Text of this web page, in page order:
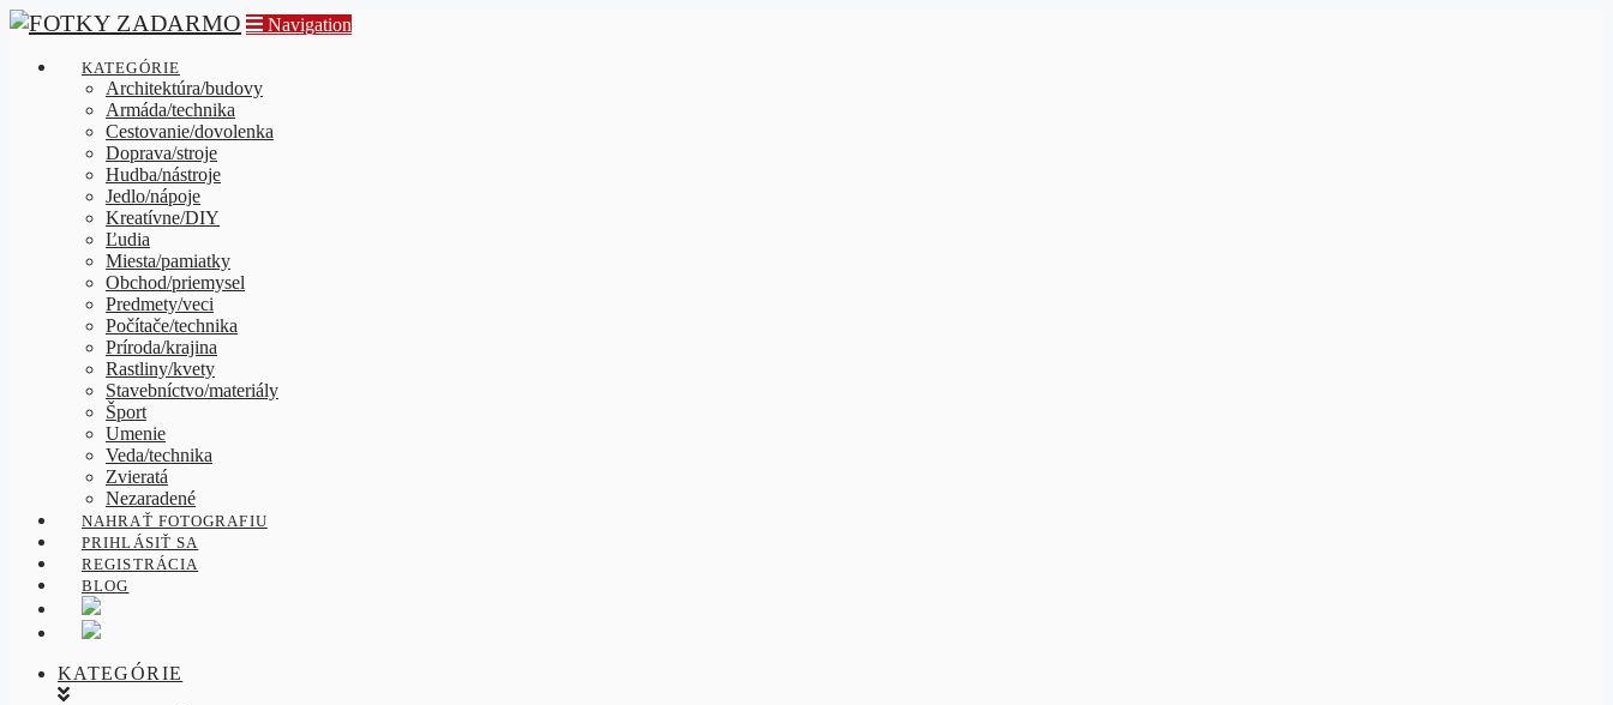
Navigation
KATEGÓRIE
Architektúra/budovy
Armáda/technika
Cestovanie/dovolenka
Doprava/stroje
Hudba/nástroje
Jedlo/nápoje
Kreatívne/DIY
Ľudia
Miesta/pamiatky
Obchod/priemysel
Predmety/veci
Počítače/technika
Príroda/krajina
Rastliny/kvety
Stavebníctvo/materiály
Šport
Umenie
Veda/technika
Zvieratá
Nezaradené
NAHRAŤ FOTOGRAFIU
PRIHLÁSIŤ SA
REGISTRÁCIA
BLOG
KATEGÓRIE